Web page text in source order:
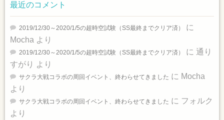
最近のコメント
2019/12/30～2020/1/5の超時空試験（SS最終までクリア済）
に
Mocha より
2019/12/30～2020/1/5の超時空試験（SS最終までクリア済） に 通り
すがり より
サクラ大戦コラボの周回イベント、終わらせてきました に Mocha
より
サクラ大戦コラボの周回イベント、終わらせてきました に フォルク
より